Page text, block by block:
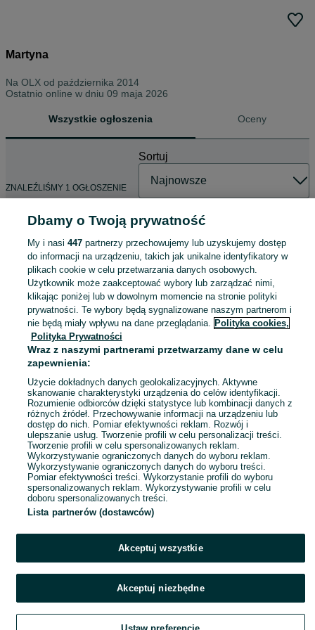
Martyna
Na OLX od października 2014
Ostatnio online w dniu 09 maja 2026
Wszystkie ogłoszenia Oceny
ZNALEŹLIŚMY 1 OGŁOSZENIE
Sortuj
Strój Mikołaja na święta 6-9 msc
dla niemowlaka chłopca
dziewczynki
40 zł
44,40 zł z Pakietem Ochronnym
Stargard
01 sierpnia 2026
Dbamy o Twoją prywatność
My i nasi 447partnerzy przechowujemy lub uzyskujemy dostęp
do informacji na urządzeniu, takich jak unikalne identyfikatory w
plikach cookie w celu przetwarzania danych osobowych.
Użytkownik może zaakceptować wybory lub zarządzać nimi,
klikając poniżej lub w dowolnym momencie na stronie polityki
prywatności. Te wybory będą sygnalizowane naszym partnerom i
nie będą miały wpływu na dane przeglądania. Polityka cookies,
Polityka Prywatności
Wraz z naszymi partnerami przetwarzamy dane w celu
zapewnienia:
Użycie dokładnych danych geolokalizacyjnych. Aktywne
skanowanie charakterystyki urządzenia do celów identyfikacji.
Rozumienie odbiorców dzięki statystyce lub kombinacji danych z
różnych źródeł. Przechowywanie informacji na urządzeniu lub
dostęp do nich. Pomiar efektywności reklam. Rozwój i
ulepszanie usług. Tworzenie profili w celu personalizacji treści.
Tworzenie profili w celu spersonalizowanych reklam.
Wykorzystywanie ograniczonych danych do wyboru reklam.
Wykorzystywanie ograniczonych danych do wyboru treści.
Pomiar efektywności treści. Wykorzystanie profili do wyboru
spersonalizowanych reklam. Wykorzystywanie profili w celu
doboru spersonalizowanych treści.
Lista partnerów (dostawców)
Akceptuj wszystkie
Akceptuj niezbędne